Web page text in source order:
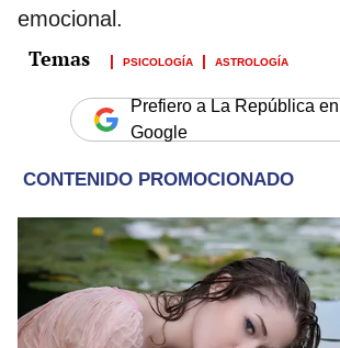
emocional.
PSICOLOGÍA ASTROLOGÍA
Prefiero a La República en
Google